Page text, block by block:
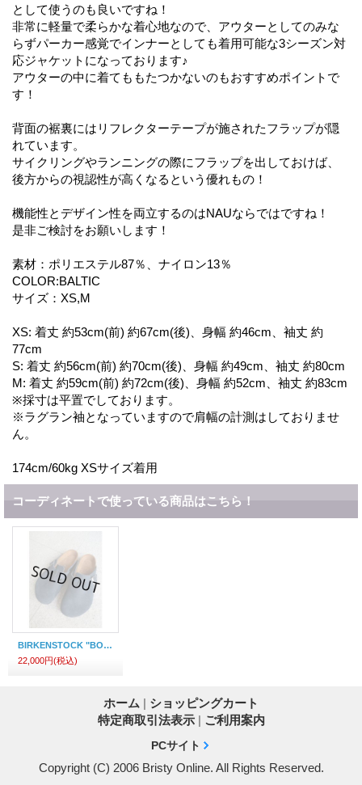
として使うのも良いですね！
非常に軽量で柔らかな着心地なので、アウターとしてのみな
らずパーカー感覚でインナーとしても着用可能な3シーズン対
応ジャケットになっております♪
アウターの中に着てももたつかないのもおすすめポイントで
す！
背面の裾裏にはリフレクターテープが施されたフラップが隠
れています。
サイクリングやランニングの際にフラップを出しておけば、
後方からの視認性が高くなるという優れもの！
機能性とデザイン性を両立するのはNAUならではですね！
是非ご検討をお願いします！
素材：ポリエステル87％、ナイロン13％
COLOR:BALTIC
サイズ：XS,M
XS: 着丈 約53cm(前) 約67cm(後)、身幅 約46cm、袖丈 約
77cm
S: 着丈 約56cm(前) 約70cm(後)、身幅 約49cm、袖丈 約80cm
M: 着丈 約59cm(前) 約72cm(後)、身幅 約52cm、袖丈 約83cm
※採寸は平置でしております。
※ラグラン袖となっていますので肩幅の計測はしておりませ
ん。
174cm/60kg XSサイズ着用
コーディネートで使っている商品はこちら！
BIRKENSTOCK "BOSTON(SOFT FOOTBED)"
22,000円(税込)
ホーム | ショッピングカート
特定商取引法表示 | ご利用案内
PCサイト
Copyright (C) 2006 Bristy Online. All Rights Reserved.